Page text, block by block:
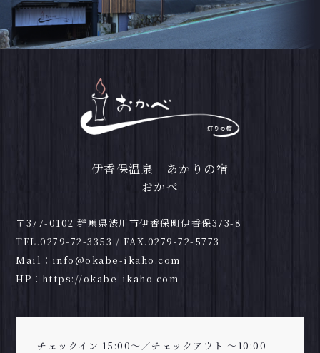
伊香保温泉 あかりの宿
おかべ
〒377-0102 群馬県渋川市伊香保町伊香保373-8
TEL.0279-72-3353 / FAX.0279-72-5773
Mail： info@okabe-ikaho.com
HP： https://okabe-ikaho.com
チェックイン 15:00～／チェックアウト ～10:00